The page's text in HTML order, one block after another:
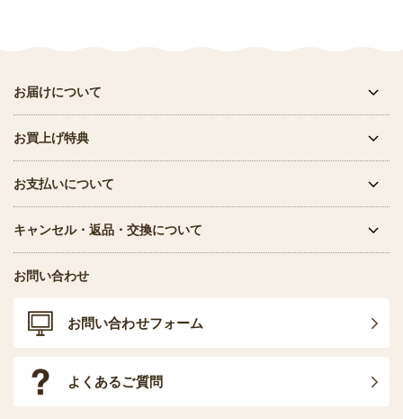
お届けについて
お買上げ特典
お支払いについて
キャンセル・返品・交換について
お問い合わせ
お問い合わせフォーム
よくあるご質問